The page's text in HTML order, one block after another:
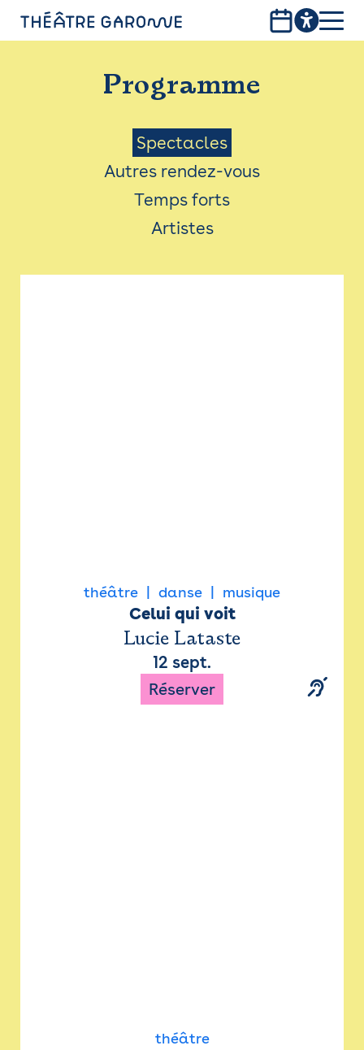
PROGRAMME
INFOS PRATIQUES
AVEC LES PUBLICS
ACCESSIBILITÉ
LES PRODUCTIONS
Programme
Menu
Saison
Spectacles
Autres rendez-vous
Temps forts
Artistes
théâtre danse musique
Celui qui voit
Lucie Lataste
12 sept.
Réserver
théâtre